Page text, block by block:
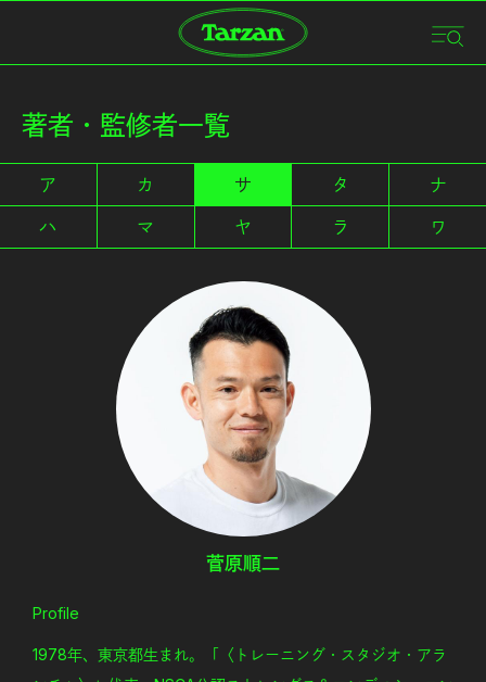
著者・監修者一覧
ア カ サ タ
ナ
ハ
マ ヤ ラ ワ
菅原順二
Profile
1978年、東京都生まれ。「〈トレーニング・スタジオ・アラ